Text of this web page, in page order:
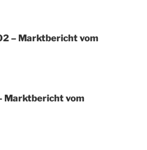
– Marktbericht vom
Marktbericht vom